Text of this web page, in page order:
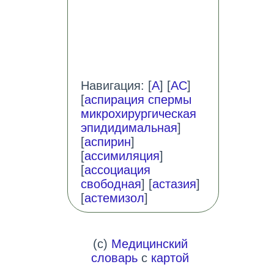
Навигация: [А] [АС]
[аспирация спермы
микрохирургическая
эпидидимальная]
[аспирин]
[ассимиляция]
[ассоциация
свободная] [астазия]
[астемизол]
(c) Медицинский
словарь с картой